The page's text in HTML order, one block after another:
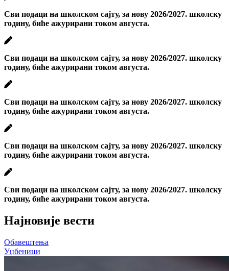
Сви подаци на школском сајту, за нову 2026/2027. школску
годину, биће ажурирани током августа.
Сви подаци на школском сајту, за нову 2026/2027. школску
годину, биће ажурирани током августа.
Сви подаци на школском сајту, за нову 2026/2027. школску
годину, биће ажурирани током августа.
Сви подаци на школском сајту, за нову 2026/2027. школску
годину, биће ажурирани током августа.
Сви подаци на школском сајту, за нову 2026/2027. школску
годину, биће ажурирани током августа.
Најновије вести
Обавештења
Уџбеници